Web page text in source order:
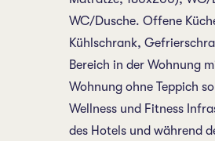
WC/Dusche. Offene
Kühlschrank,
Bereich in der Wohnung
Wohnung ohne Teppich
Wellness und Fitness
des Hotels und während